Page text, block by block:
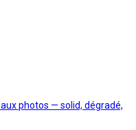
photos — solid, dégradé,